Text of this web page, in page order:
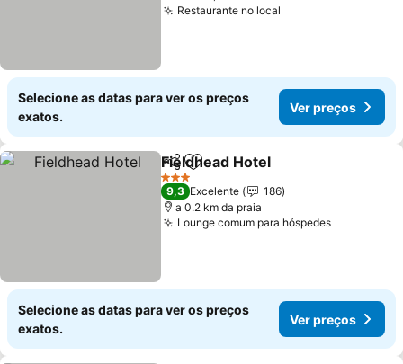
Restaurante no local
Selecione as datas para ver os preços
exatos.
Ver preços
PartilharAdicionar aos favoritos
Fieldhead Hotel
3 Estrelas
9,3 Excelente
186
a 0.2 km da praia
Lounge comum para hóspedes
Selecione as datas para ver os preços
exatos.
Ver preços